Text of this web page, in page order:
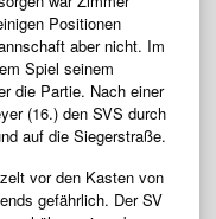
Positionen
aber nicht. Im
Spiel seinem
die Partie. Nach einer
(16.) den SVS durch
auf die Siegerstraße.
vor den Kasten von
gefährlich. Der SV